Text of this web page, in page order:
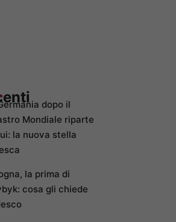
dopo il
Mondiale riparte
la nuova stella
la prima di
cosa gli chiede